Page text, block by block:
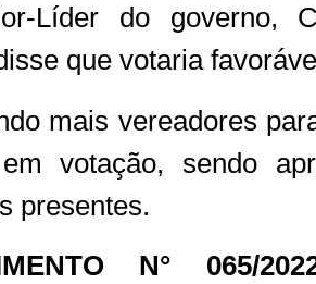
Líder do governo,
que votaria
mais vereadores
votação, sendo
presentes.
N° 065/